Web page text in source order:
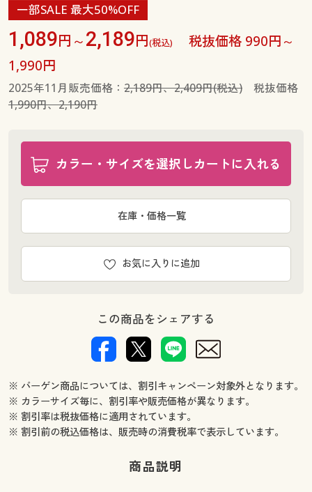
一部SALE 最大50%OFF
1,089円～2,189円(税込)
税抜価格 990円～
1,990円
2025年11月販売価格： 2,189円、2,409円(税込)税抜価格
1,990円、2,190円
カラー・サイズを選択しカートに入れる
お気に入りに追加
在庫・価格一覧
この商品をシェアする
※ バーゲン商品については、割引キャンペーン対象外となります。
※ カラーサイズ毎に、割引率や販売価格が異なります。
※ 割引率は税抜価格に適用されています。
※ 割引前の税込価格は、販売時の消費税率で表示しています。
商品説明